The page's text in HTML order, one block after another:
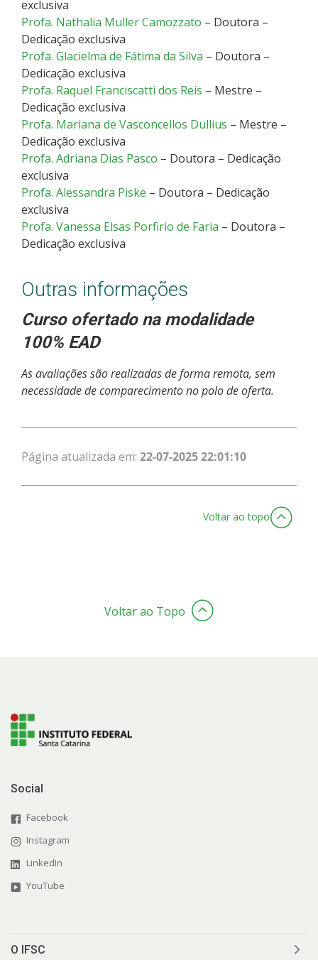
exclusiva
Profa. Nathalia Muller Camozzato – Doutora –
Dedicação exclusiva
Profa. Glacielma de Fátima da Silva – Doutora –
Dedicação exclusiva
Profa. Raquel Franciscatti dos Reis – Mestre –
Dedicação exclusiva
Profa. Mariana de Vasconcellos Dullius – Mestre –
Dedicação exclusiva
Profa. Adriana Dias Pasco – Doutora – Dedicação
exclusiva
Profa. Alessandra Piske – Doutora – Dedicação
exclusiva
Profa. Vanessa Elsas Porfirio de Faria – Doutora –
Dedicação exclusiva
Outras informações
Curso ofertado na modalidade
100% EAD
As avaliações são realizadas de forma remota, sem
necessidade de comparecimento no polo de oferta.
Página atualizada em: 22-07-2025 22:01:10
Voltar ao topo
Voltar ao Topo
Social
Facebook
Instagram
LinkedIn
YouTube
O IFSC